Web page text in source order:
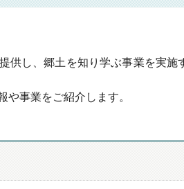
供し、郷土を知り学ぶ事業を実
事業をご紹介します。